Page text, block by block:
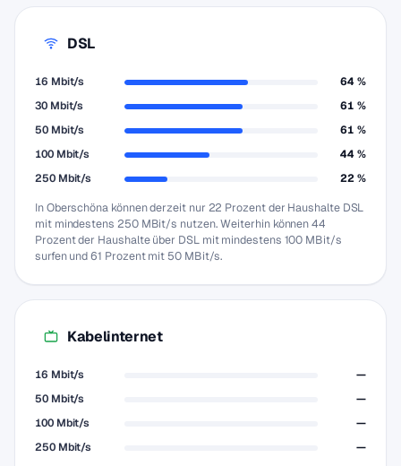
DSL
16 Mbit/s
64 %
30 Mbit/s
61 %
50 Mbit/s
61 %
100 Mbit/s
44 %
250 Mbit/s
22 %
In Oberschöna können derzeit nur 22 Prozent der Haushalte DSL
mit mindestens 250 MBit/s nutzen. Weiterhin können 44
Prozent der Haushalte über DSL mit mindestens 100 MBit/s
surfen und 61 Prozent mit 50 MBit/s.
Kabelinternet
16 Mbit/s
—
50 Mbit/s
—
100 Mbit/s
—
250 Mbit/s
—